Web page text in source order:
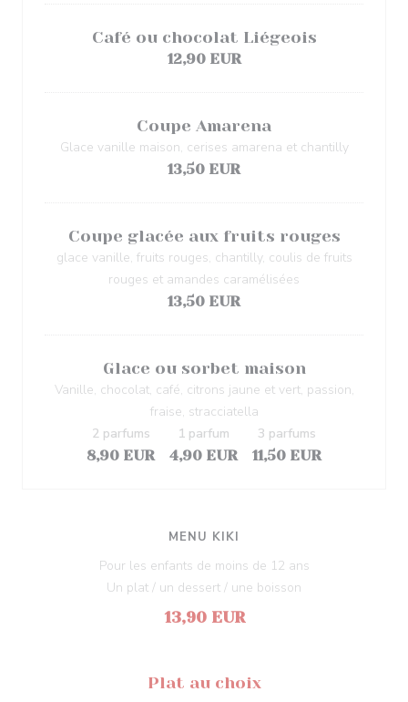
Café ou chocolat Liégeois
12,90 EUR
Coupe Amarena
Glace vanille maison, cerises amarena et chantilly
13,50 EUR
Coupe glacée aux fruits rouges
glace vanille, fruits rouges, chantilly, coulis de fruits
rouges et amandes caramélisées
13,50 EUR
Glace ou sorbet maison
Vanille, chocolat, café, citrons jaune et vert, passion,
fraise, stracciatella
8,90 EUR
2 parfums
4,90 EUR
1 parfum
11,50 EUR
3 parfums
MENU KIKI
Pour les enfants de moins de 12 ans
Un plat / un dessert / une boisson
13,90 EUR
Plat au choix